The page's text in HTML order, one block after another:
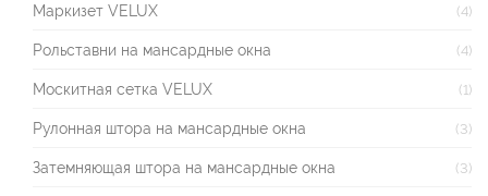
Маркизет VELUX (4)
Рольставни на мансардные окна (4)
Москитная сетка VELUX (1)
Рулонная штора на мансардные окна (3)
Затемняющая штора на мансардные окна (3)